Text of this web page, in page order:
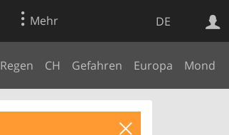
DE
Mehr
Regen CH Gefahren Europa Mond
Websuche